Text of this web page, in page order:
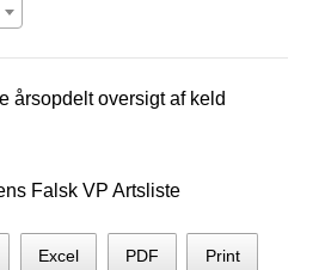
årsopdelt oversigt af keld
Falsk VP Artsliste
Excel PDF Print